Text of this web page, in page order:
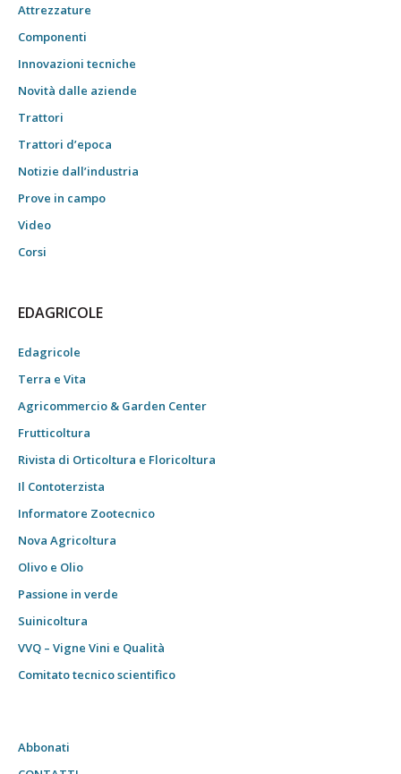
Attrezzature
Componenti
Innovazioni tecniche
Novità dalle aziende
Trattori
Trattori d’epoca
Notizie dall’industria
Prove in campo
Video
Corsi
EDAGRICOLE
Edagricole
Terra e Vita
Agricommercio & Garden Center
Frutticoltura
Rivista di Orticoltura e Floricoltura
Il Contoterzista
Informatore Zootecnico
Nova Agricoltura
Olivo e Olio
Passione in verde
Suinicoltura
VVQ – Vigne Vini e Qualità
Comitato tecnico scientifico
Abbonati